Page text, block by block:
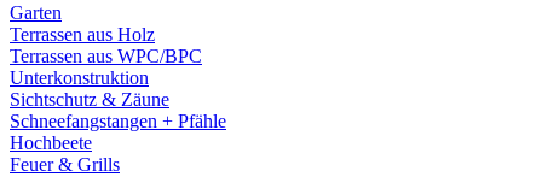
Garten
Terrassen aus Holz
Terrassen aus WPC/BPC
Unterkonstruktion
Sichtschutz & Zäune
Schneefangstangen + Pfähle
Hochbeete
Feuer & Grills